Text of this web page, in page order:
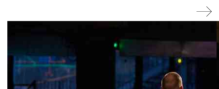
Ancien·nes résident·es et artistes associé·es